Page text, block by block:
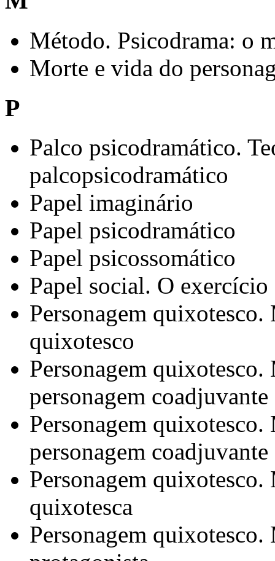
Método. Psicodrama: o
Morte e vida do
P
Palco psicodramático.
palcopsicodramático
Papel imaginário
Papel psicodramático
Papel psicossomático
Papel social. O
Personagem
quixotesco
Personagem
personagem coadjuvante
Personagem
personagem coadjuvante
Personagem
quixotesca
Personagem